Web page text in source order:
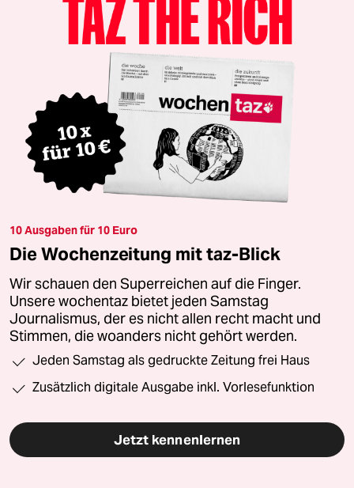
10 Ausgaben für 10 Euro
Die Wochenzeitung mit taz-Blick
Wir schauen den Superreichen auf die Finger.
Unsere wochentaz bietet jeden Samstag
Journalismus, der es nicht allen recht macht und
Stimmen, die woanders nicht gehört werden.
Jeden Samstag als gedruckte Zeitung frei Haus
Zusätzlich digitale Ausgabe inkl. Vorlesefunktion
Jetzt kennenlernen